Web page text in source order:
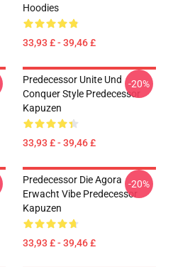
Hoodies
33,93 £ - 39,46 £
Predecessor Unite Und
Conquer Style Predecessor
Kapuzen
33,93 £ - 39,46 £
-20%
Predecessor Die Agora
Erwacht Vibe Predecessor
Kapuzen
33,93 £ - 39,46 £
-20%